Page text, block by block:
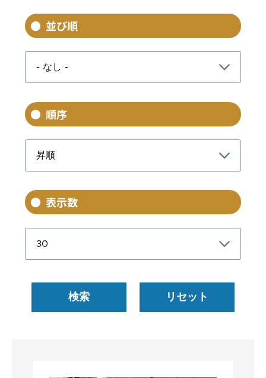
並び順
順序
表示数